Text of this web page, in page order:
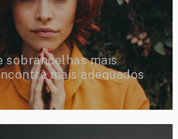
sobrancelhas mais
mais adequados